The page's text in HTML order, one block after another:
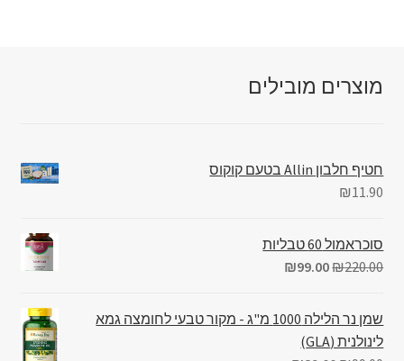
מוצרים מובילים
חטיף חלבון Allin בטעם קוקוס
₪11.90
סוכראמול 60 טבליות
₪220.00
₪99.00
שמן נר הלילה 1000 מ"ג - מקור טבעי לחומצה גמא
לינולנית (GLA)